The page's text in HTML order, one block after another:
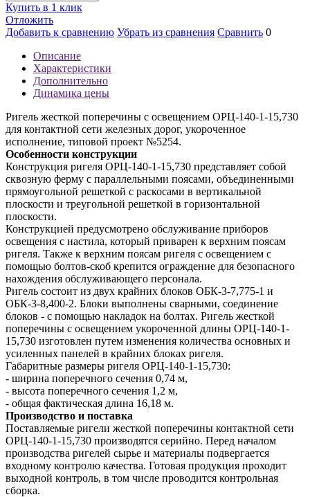
Купить в 1 клик
Отложить
Добавить к сравнению Убрать из сравнения Сравнить 0
Описание
Характеристики
Дополнительно
Динамика цены
Ригель жесткой поперечины с освещением ОРЦ-140-1-15,730
для контактной сети железных дорог, укороченное
исполнение, типовой проект №5254.
Особенности конструкции
Конструкция ригеля ОРЦ-140-1-15,730 представляет собой
сквозную ферму с параллельными поясами, объединенными
прямоугольной решеткой с раскосами в вертикальной
плоскости и треугольной решеткой в горизонтальной
плоскости.
Конструкцией предусмотрено обслуживание приборов
освещения с настила, который приварен к верхним поясам
ригеля. Также к верхним поясам ригеля с освещением с
помощью болтов-скоб крепится ограждение для безопасного
нахождения обслуживающего персонала.
Ригель состоит из двух крайних блоков ОБК-3-7,775-1 и
ОБК-3-8,400-2. Блоки выполнены сварными, соединение
блоков - с помощью накладок на болтах. Ригель жесткой
поперечины с освещением укороченной длины ОРЦ-140-1-
15,730 изготовлен путем изменения количества основных и
усиленных панелей в крайних блоках ригеля.
Габаритные размеры ригеля ОРЦ-140-1-15,730:
- ширина поперечного сечения 0,74 м,
- высота поперечного сечения 1,2 м,
- общая фактическая длина 16,18 м.
Производство и поставка
Поставляемые ригели жесткой поперечины контактной сети
ОРЦ-140-1-15,730 производятся серийно. Перед началом
производства ригелей сырье и материалы подвергается
входному контролю качества. Готовая продукция проходит
выходной контроль, в том числе проводится контрольная
сборка.